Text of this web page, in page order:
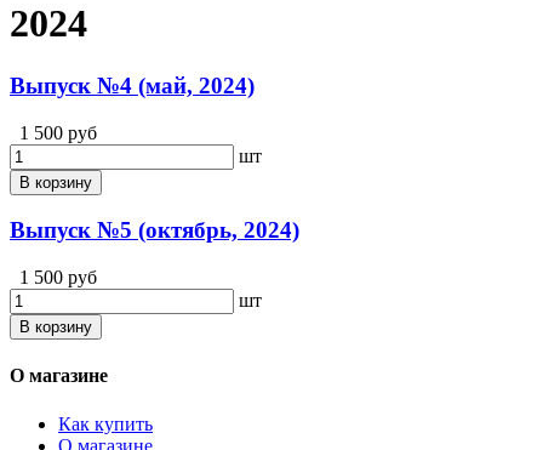
2024
Выпуск №4 (май, 2024)
1 500 руб
шт
В корзину
Выпуск №5 (октябрь, 2024)
1 500 руб
шт
В корзину
О магазине
Как купить
О магазине